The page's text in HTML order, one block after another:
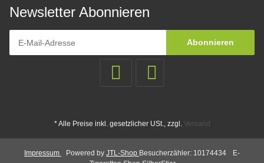
Newsletter Abonnieren
Abonnieren
* Alle Preise inkl. gesetzlicher USt., zzgl. Versand
Impressum Powered by JTL-Shop Besucherzähler: 10174434
E-